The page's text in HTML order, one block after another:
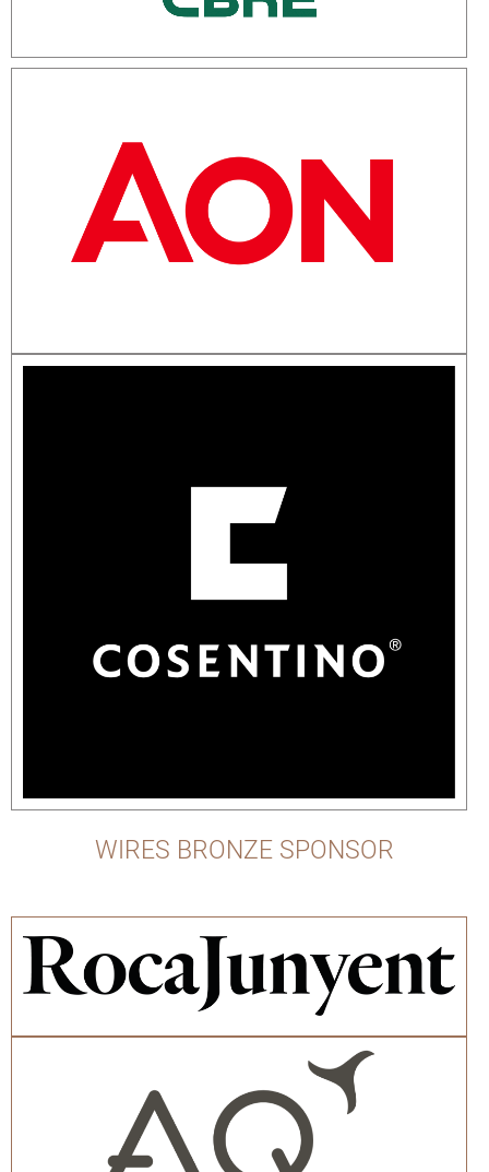
WIRES BRONZE SPONSOR